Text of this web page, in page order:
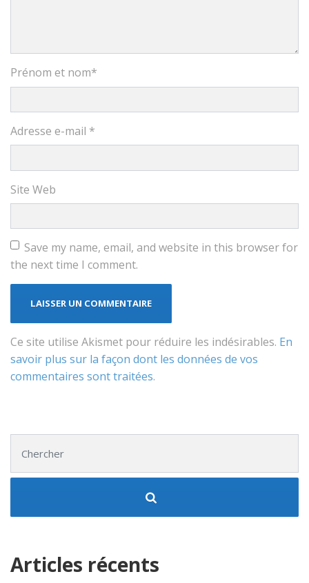
Prénom et nom*
Adresse e-mail *
Site Web
Save my name, email, and website in this browser for
the next time I comment.
Ce site utilise Akismet pour réduire les indésirables. En
savoir plus sur la façon dont les données de vos
commentaires sont traitées.
Articles récents